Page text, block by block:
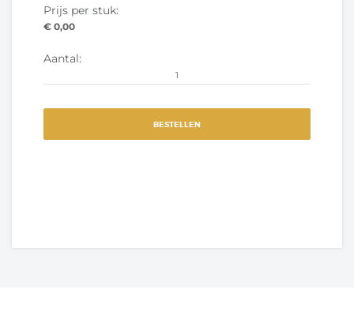
Prijs per stuk:
€ 0,00
Aantal:
BESTELLEN